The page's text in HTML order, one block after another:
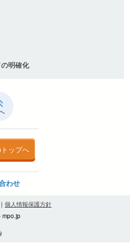
明確化
ップへ
わせ
｜ 個人情報保護方針
mpo.jp